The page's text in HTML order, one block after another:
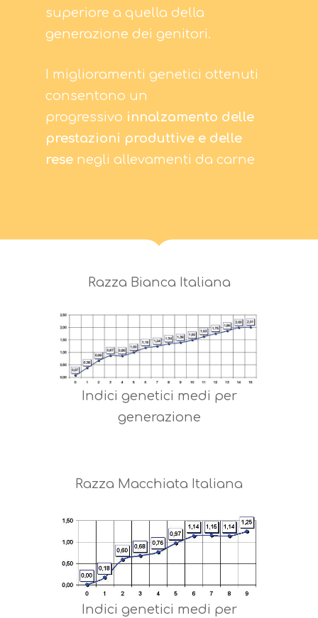
superiore a quella della
generazione dei genitori.
I miglioramenti genetici ottenuti
consentono un
progressivo innalzamento delle
prestazioni produttive e delle
rese negli allevamenti da carne
Razza Bianca Italiana
Indici genetici medi per
generazione
Razza Macchiata Italiana
Indici genetici medi per